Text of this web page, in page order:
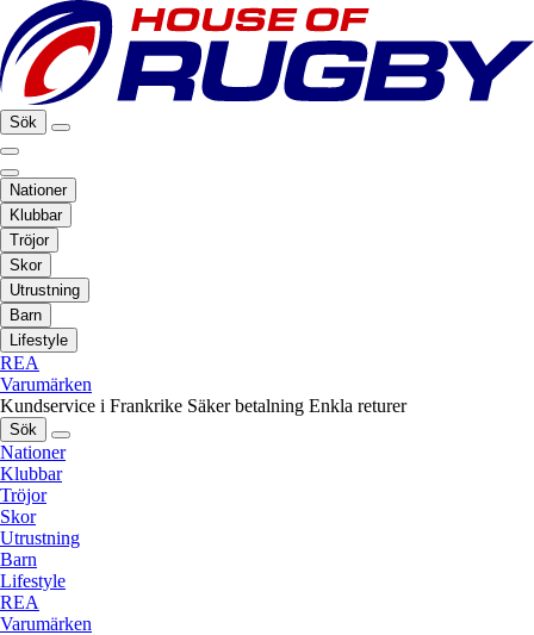
Sök
Nationer
Klubbar
Tröjor
Skor
Utrustning
Barn
Lifestyle
REA
Varumärken
Kundservice i Frankrike Säker betalning Enkla returer
Sök
Nationer
Klubbar
Tröjor
Skor
Utrustning
Barn
Lifestyle
REA
Varumärken